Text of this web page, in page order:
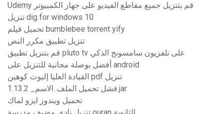
Udemy قم بتنزيل جميع مقاطع الفيديو على جهاز الكمبيوتر
تنزيل dig for windows 10
تحميل فيلم bumblebee torrent yify
تنزيل تطبيق مكرر النص
قم بتنزيل تطبيق pluto tv على تلفزيون سامسونج الذكي
أفضل بوصلة مجانية للتنزيل على android
القيادة العليا إليوت كوهين pdf تنزيل
فشل تحميل الملف. الاسم_ 1.13.2.jar
تحميل ويندوز ايزو لماك